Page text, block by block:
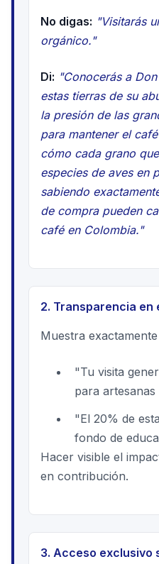
No digas: "Visitarás
orgánico."
Di: "Conocerás a
estas tierras de su
la presión de las
para mantener el
cómo cada grano
especies de aves en
sabiendo
de compra pueden
café en Colombia."
2. Transparencia en
Muestra
"Tu visita
para artesanas
"El 20% de
fondo de
Hacer visible el
en contribución.
3. Acceso exclusivo